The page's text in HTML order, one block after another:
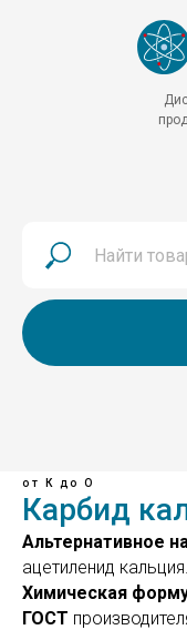
от К до О
Карбид
Альтернативное
ацетиленид кальция.
Химическая
ГОСТ